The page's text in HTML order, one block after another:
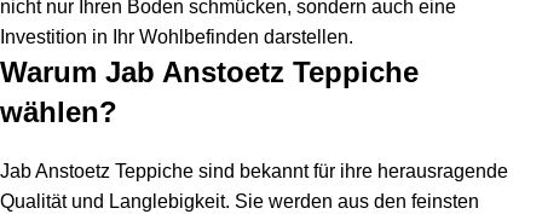
nicht nur Ihren Boden schmücken, sondern auch eine
Investition in Ihr Wohlbefinden darstellen.
Warum Jab Anstoetz Teppiche
wählen?
Jab Anstoetz Teppiche sind bekannt für ihre herausragende
Qualität und Langlebigkeit. Sie werden aus den feinsten